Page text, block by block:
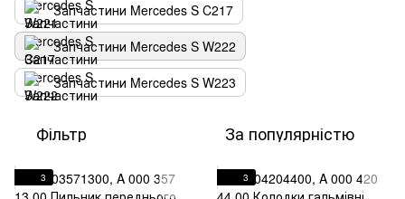
Запчастини Mercedes S C217
Запчастини Mercedes S W222
Запчастини Mercedes S W223
Фільтр За популярністю
3 3